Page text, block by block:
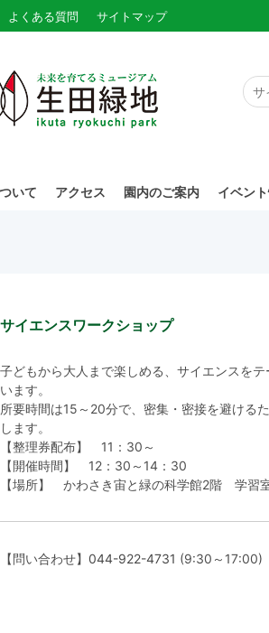
よくある質問 サイトマップ
いて アクセス 園内のご案内 イベン
サイエンスワークショップ
子どもから大人まで楽しめる、サイエンスを
います。
所要時間は15～20分で、密集・密接を避ける
します。
【整理券配布】 11：30～
【開催時間】 12：30～14：30
【場所】 かわさき宙と緑の科学館2階 学習
【問い合わせ】 044-922-4731 (9:30～17:00)